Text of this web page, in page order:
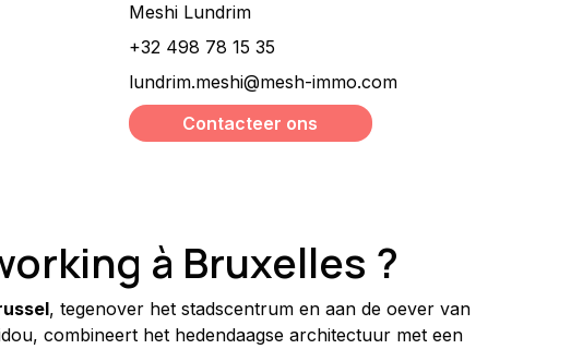
Meshi Lundrim
+32 498 78 15 35
lundrim.meshi@mesh-immo.com
Contacteer ons
à Bruxelles ?
, tegenover het stadscentrum en aan de oever van
combineert het hedendaagse architectuur met een